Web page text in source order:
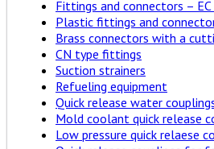
Fittings and connectors –
Plastic fittings and
Brass connectors with a
CN type fittings
Suction strainers
Refueling equipment
Quick release water
Mold coolant quick release
Low pressure quick relaese